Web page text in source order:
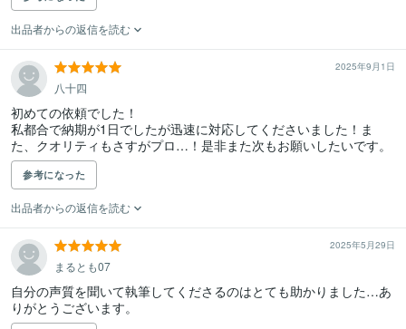
出品者からの返信を読む
2025年9月1日
八十四
初めての依頼でした！
私都合で納期が1日でしたが迅速に対応してくださいました！ま
た、クオリティもさすがプロ…！是非また次もお願いしたいです。
参考になった
出品者からの返信を読む
2025年5月29日
まるとも07
自分の声質を聞いて執筆してくださるのはとても助かりました…あ
りがとうございます。